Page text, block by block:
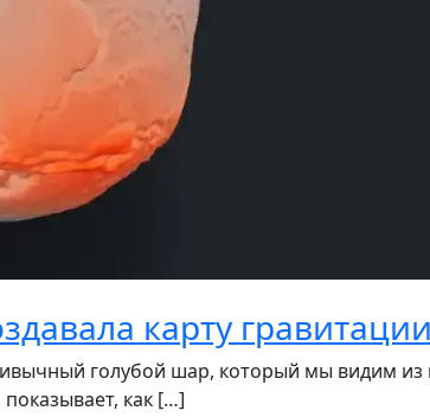
карту гравитации
голубой шар, который мы видим из
как […]